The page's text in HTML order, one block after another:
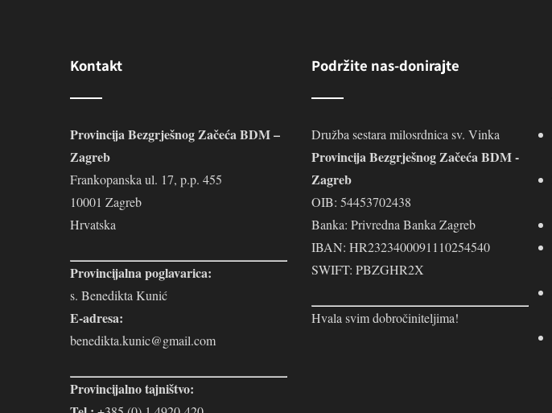
Kontakt
Provincija Bezgrješnog Začeća BDM –
Zagreb
Frankopanska ul. 17, p.p. 455
10001 Zagreb
Hrvatska
Provincijalna poglavarica:
s. Benedikta Kunić
E-adresa:
benedikta.kunic@gmail.com
Provincijalno tajništvo:
Podržite nas-donirajte
Družba sestara milosrdnica sv. Vinka
Provincija Bezgrješnog Začeća BDM -
Zagreb
OIB: 54453702438
Banka: Privredna Banka Zagreb
IBAN: HR2323400091110254540
SWIFT: PBZGHR2X
Hvala svim dobročiniteljima!